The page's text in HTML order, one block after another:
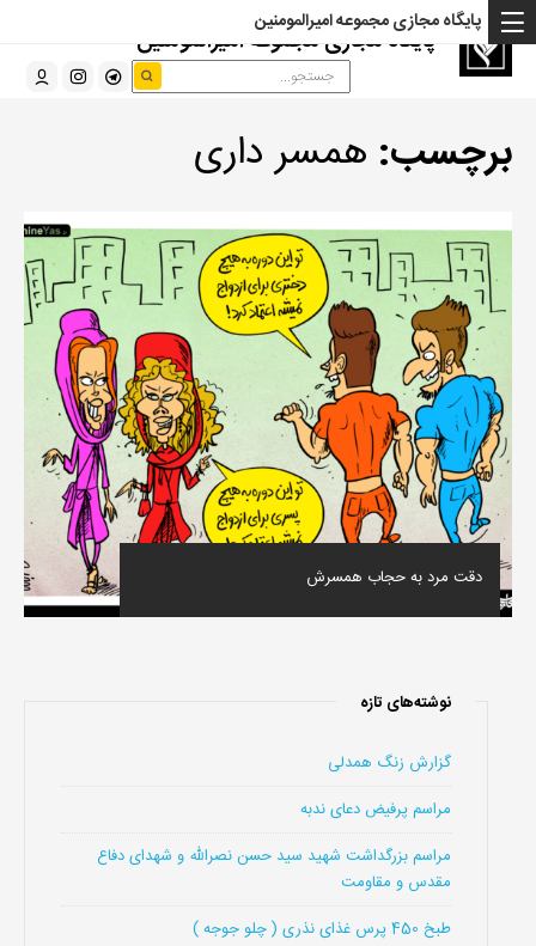
پایگاه مجازی مجموعه امیرالمومنین
پایگاه مجازی مجموعه امیرالمومنین
برچسب: همسر داری
دقت مرد به حجاب همسرش
نوشته‌های تازه
گزارش زنگ همدلی
مراسم پرفیض دعای ندبه
مراسم بزرگداشت شهید سید حسن نصرالله و شهدای دفاع
مقدس و مقاومت
طبخ 450 پرس غذای نذری ( چلو جوجه )